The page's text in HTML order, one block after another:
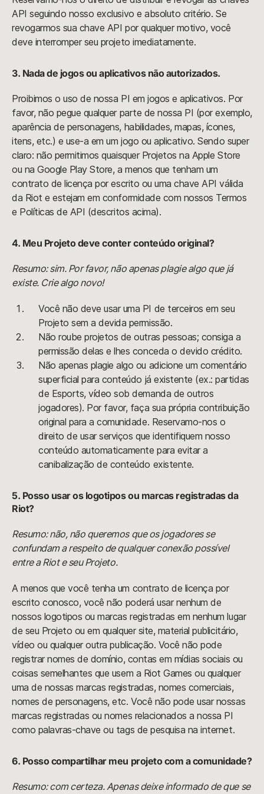
API seguindo nosso exclusivo e absoluto critério. Se
revogarmos sua chave API por qualquer motivo, você
deve interromper seu projeto imediatamente.
3. Nada de jogos ou aplicativos não autorizados.
Proibimos o uso de nossa PI em jogos e aplicativos. Por
favor, não pegue qualquer parte de nossa PI (por exemplo,
aparência de personagens, habilidades, mapas, ícones,
itens, etc.) e use-a em um jogo ou aplicativo. Sendo super
claro: não permitimos quaisquer Projetos na Apple Store
ou na Google Play Store, a menos que tenham um
contrato de licença por escrito ou uma chave API válida
da Riot e estejam em conformidade com nossos Termos
e Políticas de API (descritos acima).
4. Meu Projeto deve conter conteúdo original?
Resumo: sim. Por favor, não apenas plagie algo que já
existe. Crie algo novo!
Você não deve usar uma PI de terceiros em seu
Projeto sem a devida permissão.
Não roube projetos de outras pessoas; consiga a
permissão delas e lhes conceda o devido crédito.
Não apenas plagie algo ou adicione um comentário
superficial para conteúdo já existente (ex.: partidas
de Esports, vídeo sob demanda de outros
jogadores). Por favor, faça sua própria contribuição
original para a comunidade. Reservamo-nos o
direito de usar serviços que identifiquem nosso
conteúdo automaticamente para evitar a
canibalização de conteúdo existente.
5. Posso usar os logotipos ou marcas registradas da
Riot?
Resumo: não, não queremos que os jogadores se
confundam a respeito de qualquer conexão possível
entre a Riot e seu Projeto.
A menos que você tenha um contrato de licença por
escrito conosco, você não poderá usar nenhum de
nossos logotipos ou marcas registradas em nenhum lugar
de seu Projeto ou em qualquer site, material publicitário,
vídeo ou qualquer outra publicação. Você não pode
registrar nomes de domínio, contas em mídias sociais ou
coisas semelhantes que usem a Riot Games ou qualquer
uma de nossas marcas registradas, nomes comerciais,
nomes de personagens, etc. Você não pode usar nossas
marcas registradas ou nomes relacionados a nossa PI
como palavras-chave ou tags de pesquisa na internet.
6. Posso compartilhar meu projeto com a comunidade?
Resumo: com certeza. Apenas deixe informado de que se